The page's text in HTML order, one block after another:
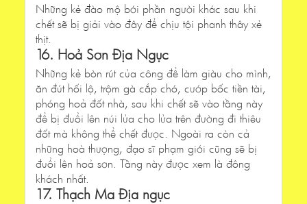
Những kẻ đào mộ bới phần người khác sau khi
chết sẽ bị giải vào đây để chịu tội phanh thây xẻ
thịt.
16. Hoả Sơn Địa Ngục
Những kẻ bòn rút của công để làm giàu cho mình,
ăn đút hối lộ, trộm gà cắp chó, cướp bốc tiền tài,
phóng hoả đốt nhà, sau khi chết sẽ vào tầng này
để bị đuổi lên núi lửa cho lửa trên đường đi thiêu
đốt mà không thể chết được. Ngoài ra còn cả
những hoà thượng, đạo sĩ phạm giới cũng sẽ bị
đuổi lên hoả sơn. Tầng này được xem là đông
khách nhất.
17. Thạch Ma Địa ngục